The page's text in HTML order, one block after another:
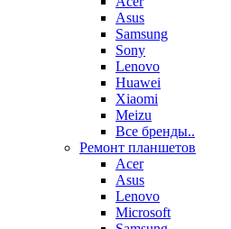
Asus
Samsung
Sony
Lenovo
Huawei
Xiaomi
Meizu
Все бренды..
Ремонт планшетов
Acer
Asus
Lenovo
Microsoft